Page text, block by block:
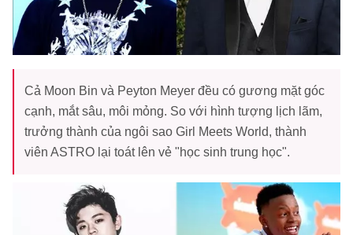
Cả Moon Bin và Peyton Meyer đều có gương mặt góc
cạnh, mắt sâu, môi mỏng. So với hình tượng lịch lãm,
trưởng thành của ngôi sao Girl Meets World, thành
viên ASTRO lại toát lên vẻ "học sinh trung học".